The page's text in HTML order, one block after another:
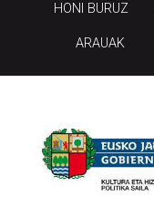
HONI BURUZ
ARAUAK